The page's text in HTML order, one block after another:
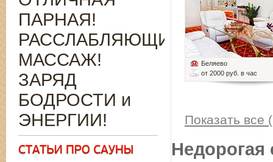
Беляево
от 2000 руб. в час
Показать все
Недорогая
ПАРНАЯ!
РАССЛАБЛЯЮЩИЙ
МАССАЖ!
ЗАРЯД
БОДРОСТИ и
ЭНЕРГИИ!